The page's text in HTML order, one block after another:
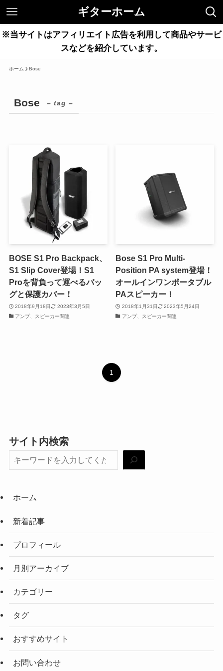
ギターホーム
※当サイトはアフィリエイト広告を利用して商品やサービ
スなどを紹介しています。
ホーム Bose
Bose – tag –
BOSE S1 Pro Backpack、
S1 Slip Cover登場！S1
Proを背負って運べるバッ
グと保護カバー！
2018年9月18日
2023年3月5日
アンプ、スピーカー関連
Bose S1 Pro Multi-
Position PA system登場！
オールインワンポータブル
PAスピーカー！
2018年1月31日
2023年5月24日
アンプ、スピーカー関連
1
サイト内検索
ホーム
新着記事
プロフィール
月別アーカイブ
カテゴリー
タグ
おすすめサイト
お問い合わせ